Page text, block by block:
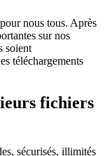
nous tous. Après
sur nos
soient
téléchargements
fichiers
sécurisés, illimités